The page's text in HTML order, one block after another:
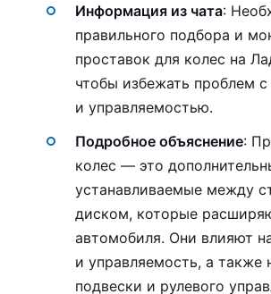
Информация из чата:
правильного подбора и
проставок для колес на
чтобы избежать проблем
и управляемостью.
Подробное объяснение:
колес — это
устанавливаемые между
диском, которые
автомобиля. Они влияют
и управляемость, а также
подвески и рулевого